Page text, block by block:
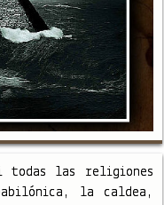
todas las religiones
la caldea,